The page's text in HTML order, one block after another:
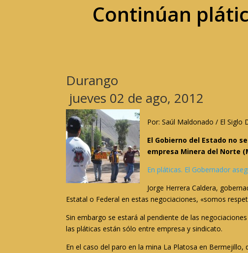
Continúan
Durango
jueves 02 de ago, 2012
Por: Saúl Maldonado / El
El Gobierno del Estado no
empresa Minera del Norte
En pláticas. El Gobernador
Jorge Herrera Caldera,
Estatal o Federal en estas negociaciones, «somos
Sin embargo se estará al pendiente de las
las pláticas están sólo entre empresa y sindicato.
En el caso del paro en la mina La Platosa en